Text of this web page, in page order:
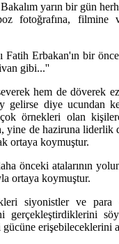
yarın bir gün
fotoğrafına, filmine
Fatih Erbakan'ın bir
gibi...''
hem de döverek
gelirse diye ucundan
örnekleri olan
yine de haziruna liderlik
ortaya koymuştur.
önceki atalarının
ortaya koymuştur.
siyonistler ve para
gerçekleştirdiklerini
erişebileceklerini